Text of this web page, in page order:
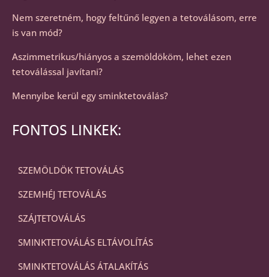
Nem szeretném, hogy feltűnő legyen a tetoválásom, erre
is van mód?
Aszimmetrikus/hiányos a szemöldököm, lehet ezen
tetoválással javítani?
Mennyibe kerül egy sminktetoválás?
FONTOS LINKEK:
SZEMÖLDÖK TETOVÁLÁS
SZEMHÉJ TETOVÁLÁS
SZÁJTETOVÁLÁS
SMINKTETOVÁLÁS ELTÁVOLÍTÁS
SMINKTETOVÁLÁS ÁTALAKÍTÁS